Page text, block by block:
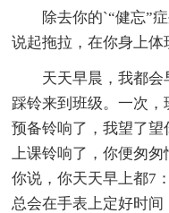
除去你的`“健忘”
说起拖拉，在你身上体
天天早晨，我都会
踩铃来到班级。一次
预备铃响了，我望了
上课铃响了，你便匆
你说，你天天早上都7
总会在手表上定好时